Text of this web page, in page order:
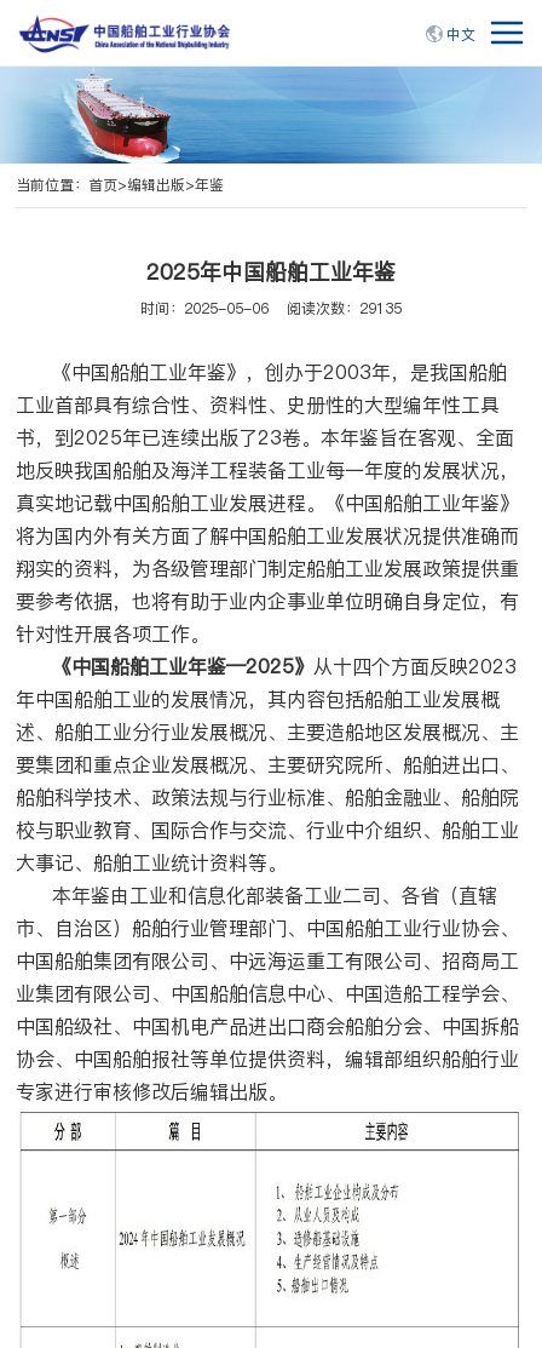
中文
当前位置： 首页>编辑出版>年鉴
2025年中国船舶工业年鉴
时间：2025-05-06 阅读次数：29135
《中国船舶工业年鉴》，创办于2003年，是我国船舶
工业首部具有综合性、资料性、史册性的大型编年性工具
书，到2025年已连续出版了23卷。本年鉴旨在客观、全面
地反映我国船舶及海洋工程装备工业每一年度的发展状况，
真实地记载中国船舶工业发展进程。《中国船舶工业年鉴》
将为国内外有关方面了解中国船舶工业发展状况提供准确而
翔实的资料，为各级管理部门制定船舶工业发展政策提供重
要参考依据，也将有助于业内企事业单位明确自身定位，有
针对性开展各项工作。
《中国船舶工业年鉴—2025》 从十四个方面反映2023
年中国船舶工业的发展情况，其内容包括船舶工业发展概
述、船舶工业分行业发展概况、主要造船地区发展概况、主
要集团和重点企业发展概况、主要研究院所、船舶进出口、
船舶科学技术、政策法规与行业标准、船舶金融业、船舶院
校与职业教育、国际合作与交流、行业中介组织、船舶工业
大事记、船舶工业统计资料等。
本年鉴由工业和信息化部装备工业二司、各省（直辖
市、自治区）船舶行业管理部门、中国船舶工业行业协会、
中国船舶集团有限公司、中远海运重工有限公司、招商局工
业集团有限公司、中国船舶信息中心、中国造船工程学会、
中国船级社、中国机电产品进出口商会船舶分会、中国拆船
协会、中国船舶报社等单位提供资料，编辑部组织船舶行业
专家进行审核修改后编辑出版。